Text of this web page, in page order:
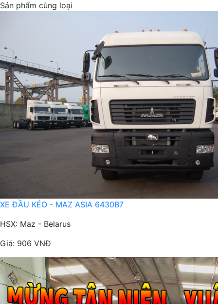
Sản phẩm cùng loại
XE ĐẦU KÉO - MAZ ASIA 6430B7
HSX: Maz - Belarus
Giá: 906 VNĐ